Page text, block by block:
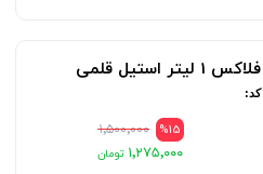
فلاکس 1 لیتر استیل قلمی
کد:
%15 ۱٬۵۰۰٬۰۰۰
۱٬۲۷۵٬۰۰۰